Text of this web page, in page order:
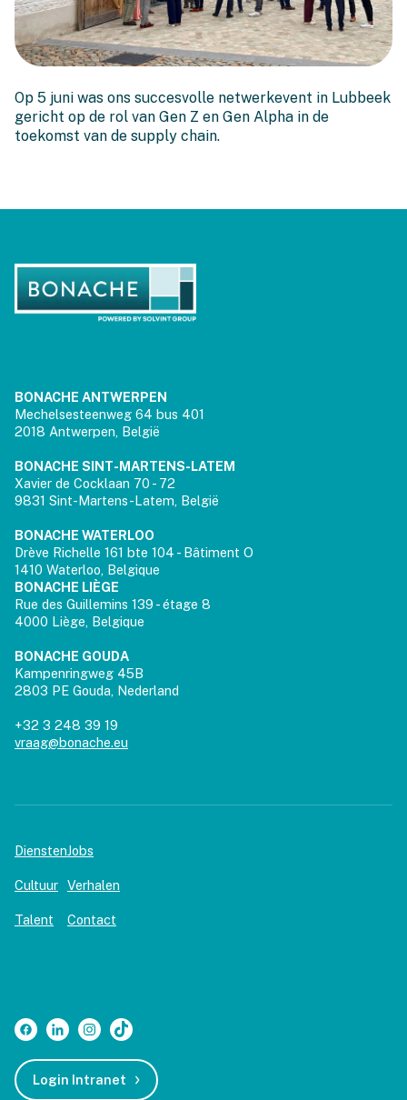
Netwerkevent in Lubbeek
Op 5 juni was ons succesvolle netwerkevent in Lubbeek
gericht op de rol van Gen Z en Gen Alpha in de
toekomst van de supply chain.
BONACHE ANTWERPEN
Mechelsesteenweg 64 bus 401
2018 Antwerpen, België
BONACHE SINT-MARTENS-LATEM
Xavier de Cocklaan 70 - 72
9831 Sint-Martens-Latem, België
BONACHE WATERLOO
Drève Richelle 161 bte 104 - Bâtiment O
1410 Waterloo, Belgique
BONACHE LIÈGE
Rue des Guillemins 139 - étage 8
4000 Liège, Belgique
BONACHE GOUDA
Kampenringweg 45B
2803 PE Gouda, Nederland
+32 3 248 39 19
vraag@bonache.eu
Diensten
Cultuur
Talent
Jobs
Verhalen
Contact
Login Intranet